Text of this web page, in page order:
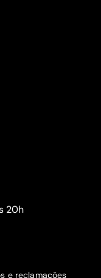
20h
e reclamações